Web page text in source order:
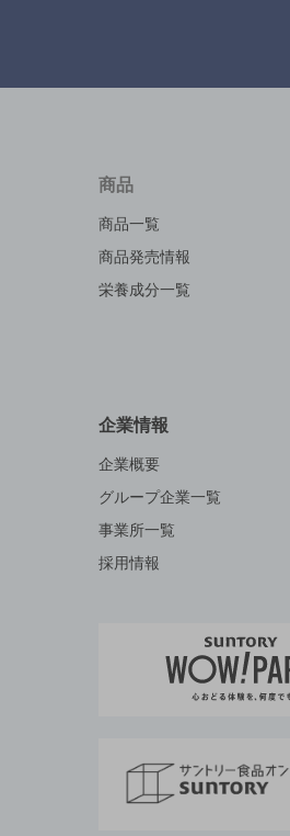
商品
商品一覧
商品発売情報
栄養成分一覧
企業情報
企業概要
グループ企業一覧
事業所一覧
採用情報